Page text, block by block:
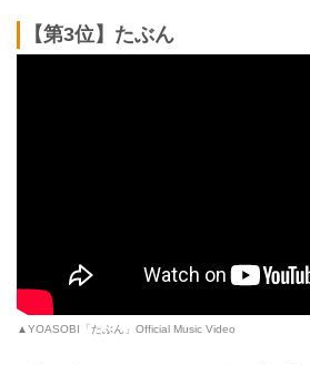
【第3位】たぶん
▲YOASOBI「たぶん」Official Music Video